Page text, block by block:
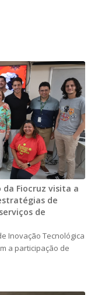
da Fiocruz visita a
de
de
Inovação Tecnológica
a participação de